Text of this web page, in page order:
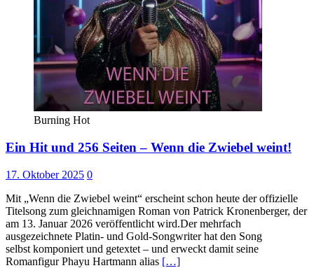
Burning Hot
Ein Hit und 256 Seiten – Wenn die Zwiebel weint!
17. Oktober 2025 0
Mit „Wenn die Zwiebel weint“ erscheint schon heute der offizielle
Titelsong zum gleichnamigen Roman von Patrick Kronenberger, der
am 13. Januar 2026 veröffentlicht wird.Der mehrfach
ausgezeichnete Platin- und Gold-Songwriter hat den Song
selbst komponiert und getextet – und erweckt damit seine
Romanfigur Phayu Hartmann alias […]